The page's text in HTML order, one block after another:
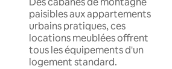
paisibles aux appartements
urbains pratiques, ces
locations meublées offrent
tous les équipements d'un
logement standard.